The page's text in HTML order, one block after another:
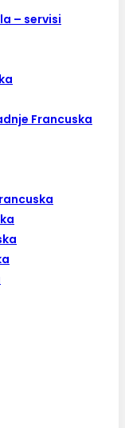
– servisi
Francuska